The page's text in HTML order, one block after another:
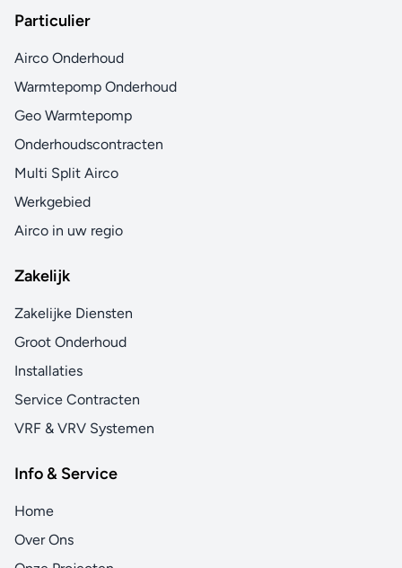
Particulier
Airco Onderhoud
Warmtepomp Onderhoud
Geo Warmtepomp
Onderhoudscontracten
Multi Split Airco
Werkgebied
Airco in uw regio
Zakelijk
Zakelijke Diensten
Groot Onderhoud
Installaties
Service Contracten
VRF & VRV Systemen
Info & Service
Home
Over Ons